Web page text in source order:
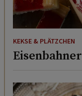
KEKSE & PLÄTZCHEN
Eisenbahner